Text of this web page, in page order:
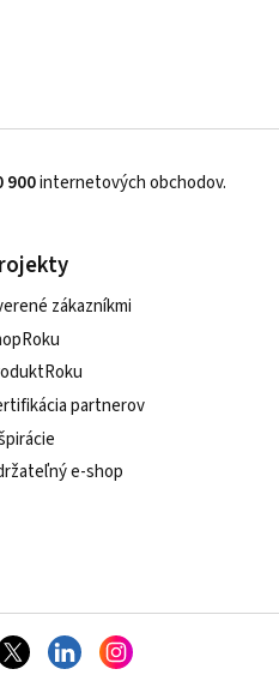
900internetových obchodov.
zákazníkmi
partnerov
e-shop